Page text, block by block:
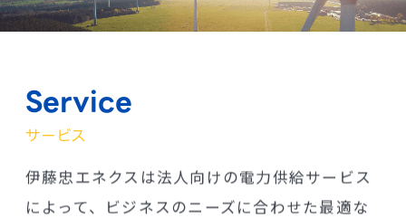
Service
サービス
伊藤忠エネクスは法人向けの電力供給サービス
によって、ビジネスのニーズに合わせた最適な